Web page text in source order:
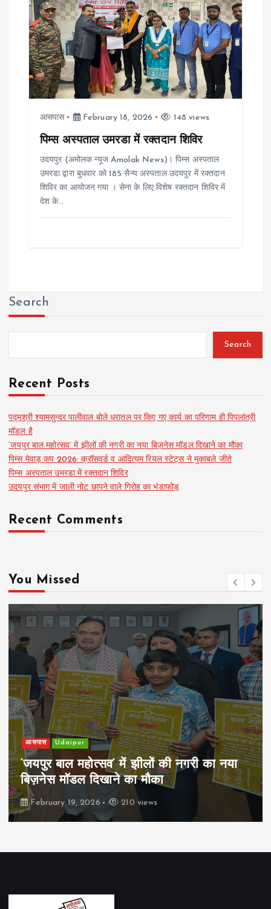
आसपास February 18, 2026 148 views
पिम्स अस्पताल उमरडा में रक्तदान शिविर
उदयपुर (अमोलक न्यूज Amolak News)। पिम्स अस्पताल
उमरडा द्वारा बुधवार को 185 सैन्य अस्पताल उदयपुर में रक्तदान
शिविर का आयोजन गया । सेना के लिए विशेष रक्तदान शिविर में
देश के…
Search
Search
Recent Posts
पद्मश्री श्यामसुन्दर पालीवाल बोले धरातल पर किए गए कार्य का परिणाम ही पिपलांत्री
मॉडल है
‘जयपुर बाल महोत्सव’ में झीलों की नगरी का नया बिज़नेस मॉडल दिखाने का मौका
पिम्स मेवाड़ कप 2026: क्रॉसवर्ड व आदित्यम रियल स्टेट्स ने मुकाबले जीते
पिम्स अस्पताल उमरडा में रक्तदान शिविर
उदयपुर संभाग में जाली नोट छापने वाले गिरोह का भंडाफोड़
Recent Comments
You Missed
खेल Udaipur
पिम्स मेवाड़ कप 2026: क्रॉसवर्ड व आदित्यम
रियल स्टेट्स ने मुकाबले जीते
February 19, 2026 162 views